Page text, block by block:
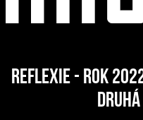
Reflexie - rok
druhá